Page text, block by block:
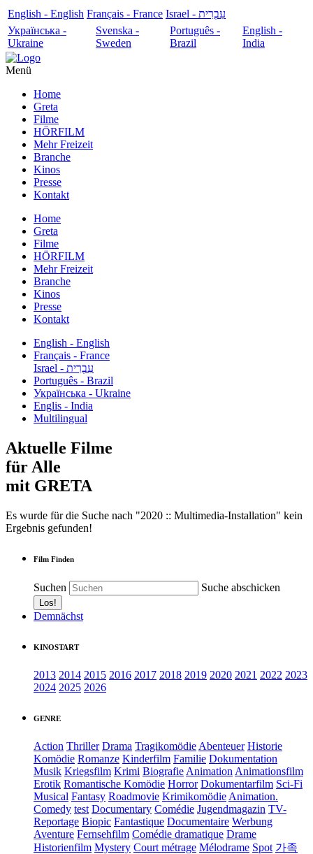
English - English Français - France
עִבְרִית - Israel
Українська -
Ukraine
Svenska -
Sweden
Português -
Brazil
English -
India
Menü
Home
Greta
Filme
HÖRFILM
Mehr Freizeit
Branche
Kinos
Presse
Kontakt
Home
Greta
Filme
HÖRFILM
Mehr Freizeit
Branche
Kinos
Presse
Kontakt
English - English
Français - France
עִבְרִית - Israel
Português - Brazil
Українська - Ukraine
Englis - India
Multilingual
Aktuelle Filme
für Alle
mit GRETA
Es wurde für die Suche nach "2020 :: Multimedia-Installation" kein
Ergebnis gefunden!
Film Finden
Suchen Suche abschicken
Demnächst
KINOSTART
2013 2014 2015 2016 2017 2018 2019 2020 2021 2022 2023
2024 2025 2026
GENRE
Action Thriller Drama Tragikomödie Abenteuer Historie
Komödie Romanze Kinderfilm Familie Dokumentation
Musik Kriegsfilm Krimi Biografie Animation Animationsfilm
Erotik Romantische Komödie Horror Dokumentarfilm Sci-Fi
Musical Fantasy Roadmovie Krimikomödie Animation.
Comedy test Documentary Comédie Jugendmagazin TV-
Reportage Biopic Fantastique Documentaire Werbung
Aventure Fernsehfilm Comédie dramatique Drame
Historienfilm Mystery Court métrage Mélodrame Spot 가족